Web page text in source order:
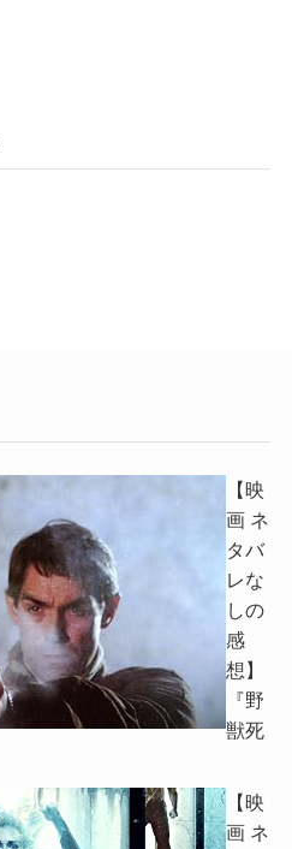
【映
画 ネ
タバ
レな
しの
感
想】
『野
獣死
【映
画 ネ